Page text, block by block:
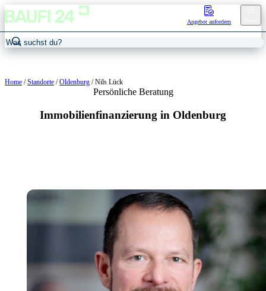
Angebot anfordern
Home /Standorte /Oldenburg /Nils Lück
Persönliche Beratung
Immobilienfinanzierung in Oldenburg